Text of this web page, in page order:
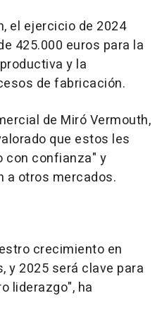
el ejercicio de 2024
425.000 euros para la
y la
de fabricación.
de Miró Vermouth,
que estos les
con confianza" y
a otros mercados.
crecimiento en
y 2025 será clave para
liderazgo", ha